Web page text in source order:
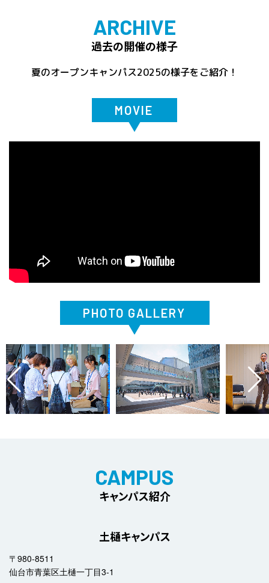
ARCHIVE
過去の開催の様子
夏のオープンキャンパス2025の様子をご紹介！
MOVIE
PHOTO GALLERY
CAMPUS
キャンパス紹介
土樋キャンパス
〒980-8511
仙台市青葉区土樋一丁目3-1